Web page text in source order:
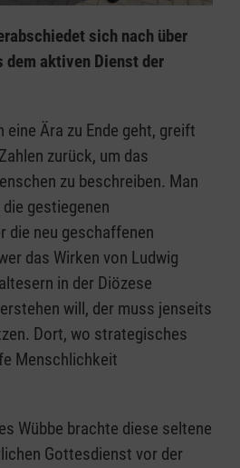
sich nach über
dem aktiven Dienst der
eine Ära zu Ende geht, greift
zurück, um das
zu beschreiben. Man
gestiegenen
die neu geschaffenen
das Wirken von Ludwig
in der Diözese
will, der muss jenseits
Dort, wo strategisches
Menschlichkeit
Wübbe brachte diese seltene
Gottesdienst vor der